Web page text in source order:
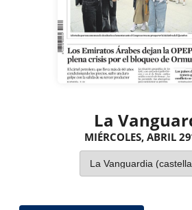
La
MIÉRCOLES, ABRIL